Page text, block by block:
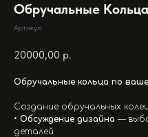
Обручальные Кольца
Артикул:
20000,00 р.
Обручальные кольца по
Создание обручальных
• Обсуждение дизайна —
деталей